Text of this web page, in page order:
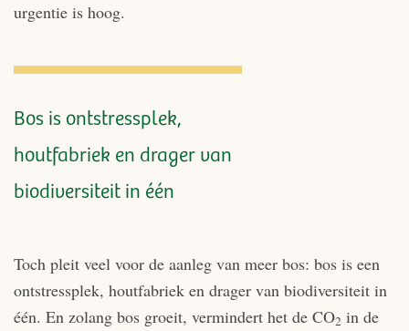
urgentie is hoog.
Bos is ontstressplek,
houtfabriek en drager van
biodiversiteit in één
Toch pleit veel voor de aanleg van meer bos: bos is een
ontstressplek, houtfabriek en drager van biodiversiteit in
één. En zolang bos groeit, vermindert het de CO2 in de